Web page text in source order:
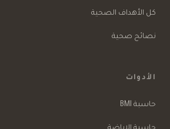
كل الأهداف الصحية
نصائح صحية
الأدوات
حاسبة BMI